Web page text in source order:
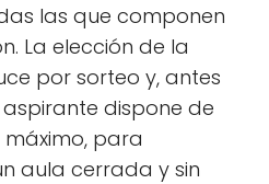
las que componen
La elección de la
por sorteo y, antes
dispone de
para
aula cerrada y sin